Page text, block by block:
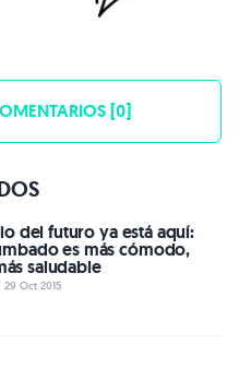
[0]
del futuro ya está aquí:
es más cómodo,
saludable
29 Oct 2015